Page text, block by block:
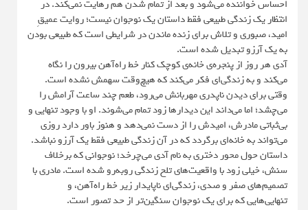
احساس خواننده می‌شود و بعد از تمام شدن هم رهایت نمی‌کند. در
انتظار یک زندگی طبیعی فقط داستان یک نوجوان نیست؛ روایت عمیقِ
امید، صبوری و تلاش برای زنده ماندن در شرایطی است که طبیعی بودن
به یک آرزو تبدیل شده است.
آدی هر روز از پنجره‌ی خانه‌ی کوچک کنار خط راه‌آهن بیرون را نگاه
می‌کند و به زندگی‌ای فکر می‌کند که هیچ‌وقت سهمش نشده است.
وقتی برای دیدن ناپدری مهربانش می‌رود، طعم چند ساعت آرامش را
می‌چشد؛ اما می‌داند این دیدارها زود تمام می‌شوند. او با وجود تنهایی و
بی‌ثباتی مادرش، امیدش را از دست نمی‌دهد و هنوز باور دارد روزی
می‌تواند به خانه‌ای برگردد که در آن زندگی طبیعی فقط یک آرزو نباشد.
داستان حول محور دختری به نام آدی می‌چرخد؛ نوجوانی که برخلاف
سنش، خیلی زود با واقعیت‌های تلخ زندگی روبه‌رو شده است. مادری با
تصمیم‌های صفر و صدی، زندگی‌ای ناپایدار زیر خط راه‌آهن، و
تنهایی‌هایی که برای یک نوجوان سنگین‌تر از حد تصور است.